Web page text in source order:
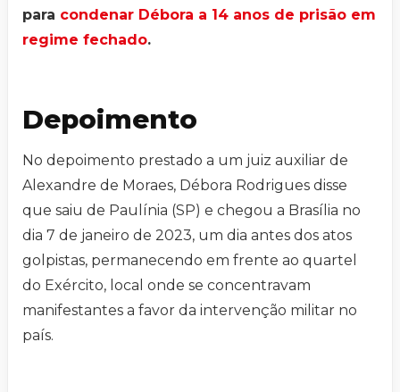
para condenar Débora a 14 anos de prisão em
regime fechado.
Depoimento
No depoimento prestado a um juiz auxiliar de
Alexandre de Moraes, Débora Rodrigues disse
que saiu de Paulínia (SP) e chegou a Brasília no
dia 7 de janeiro de 2023, um dia antes dos atos
golpistas, permanecendo em frente ao quartel
do Exército, local onde se concentravam
manifestantes a favor da intervenção militar no
país.